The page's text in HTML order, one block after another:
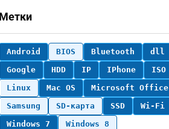
Метки
Android BIOS Bluetooth
dll
Google
HDD IP IPhone
ISO
Linux
Mac OS
Microsoft Office
Samsung
SD-карта SSD
Wi-Fi
Windows 7
Windows 8